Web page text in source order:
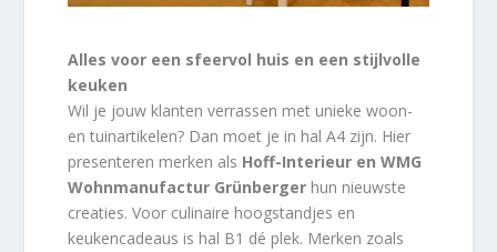
Alles voor een sfeervol huis en een stijlvolle
keuken
Wil je jouw klanten verrassen met unieke woon-
en tuinartikelen? Dan moet je in hal A4 zijn. Hier
presenteren merken als Hoff-Interieur en WMG
Wohnmanufactur Grünberger hun nieuwste
creaties. Voor culinaire hoogstandjes en
keukencadeaus is hal B1 dé plek. Merken zoals